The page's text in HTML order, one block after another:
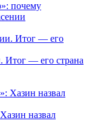
почему
Итог — его страна
назвал